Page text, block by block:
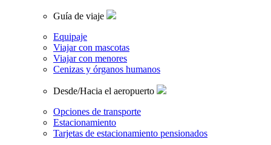
Guía de viaje
Equipaje
Viajar con mascotas
Viajar con menores
Cenizas y órganos humanos
Desde/Hacia el aeropuerto
Opciones de transporte
Estacionamiento
Tarjetas de estacionamiento pensionados